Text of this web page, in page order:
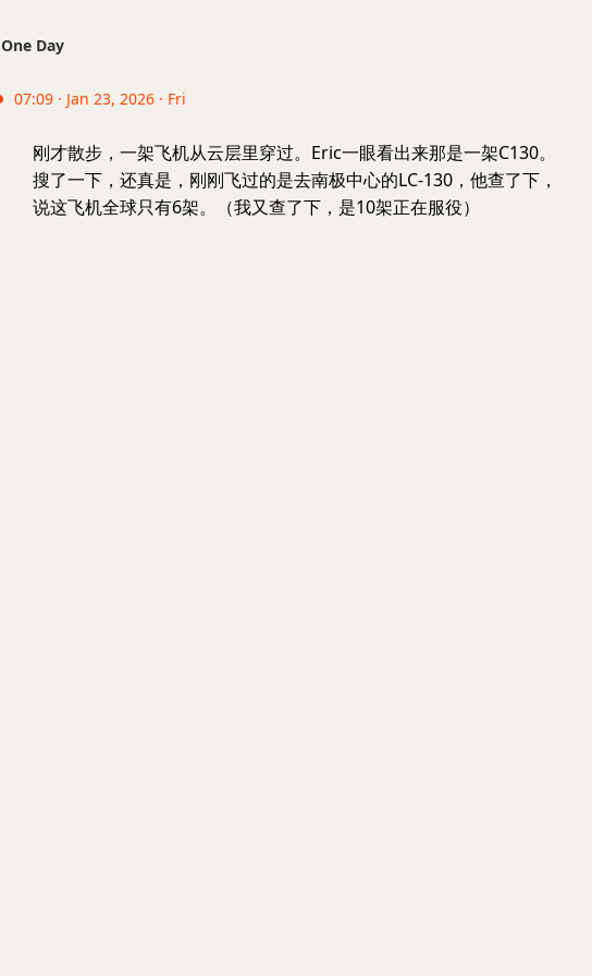
One Day
07:09 · Jan 23, 2026 · Fri
刚才散步，一架飞机从云层里穿过。Eric一眼看出来那是一架C130。
搜了一下，还真是，刚刚飞过的是去南极中心的LC-130，他查了下，
说这飞机全球只有6架。（我又查了下，是10架正在服役）